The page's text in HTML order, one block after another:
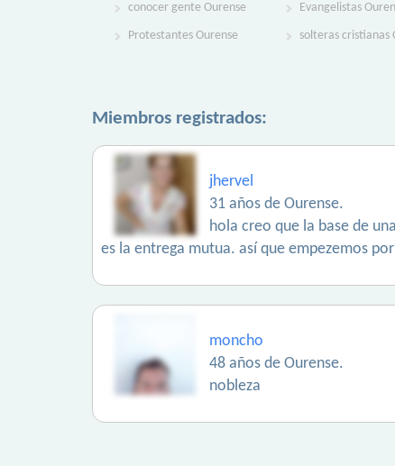
conocer gente Ourense Evangelistas
Protestantes Ourense solteras cristianas
Miembros registrados:
jhervel
31 años de Ourense.
hola creo que la base de
es la entrega mutua. así que empezemos
moncho
48 años de Ourense.
nobleza